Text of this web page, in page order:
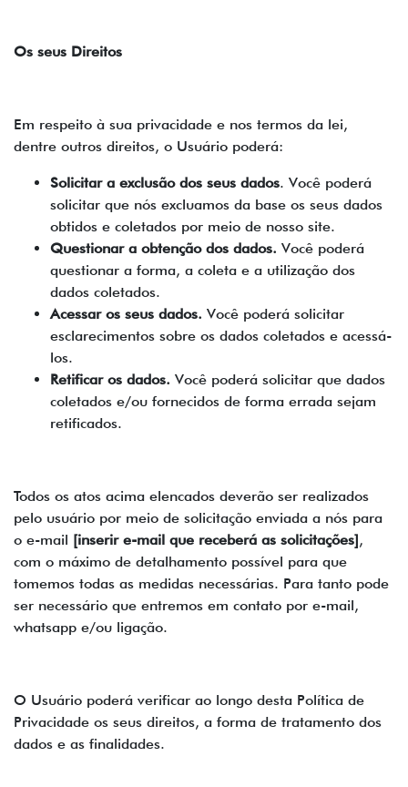
Os seus Direitos
Em respeito à sua privacidade e nos termos da lei,
dentre outros direitos, o Usuário poderá:
Solicitar a exclusão dos seus dados. Você poderá
solicitar que nós excluamos da base os seus dados
obtidos e coletados por meio de nosso site.
Questionar a obtenção dos dados. Você poderá
questionar a forma, a coleta e a utilização dos
dados coletados.
Acessar os seus dados. Você poderá solicitar
esclarecimentos sobre os dados coletados e acessá-
los.
Retificar os dados. Você poderá solicitar que dados
coletados e/ou fornecidos de forma errada sejam
retificados.
Todos os atos acima elencados deverão ser realizados
pelo usuário por meio de solicitação enviada a nós para
o e-mail [inserir e-mail que receberá as solicitações],
com o máximo de detalhamento possível para que
tomemos todas as medidas necessárias. Para tanto pode
ser necessário que entremos em contato por e-mail,
whatsapp e/ou ligação.
O Usuário poderá verificar ao longo desta Política de
Privacidade os seus direitos, a forma de tratamento dos
dados e as finalidades.